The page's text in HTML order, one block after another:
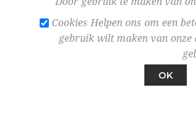
Cookies Helpen ons om een
gebruik wilt maken van onze
OK